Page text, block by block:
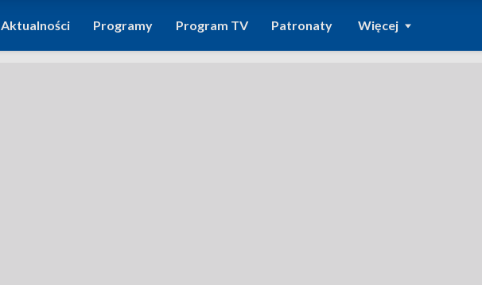
Aktualności Programy Program TV Patronaty Więcej